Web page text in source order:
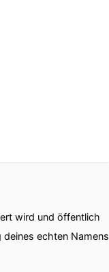
wird und öffentlich
echten Namens